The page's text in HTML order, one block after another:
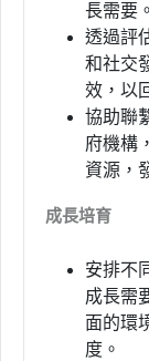
長需要。
透過評
和社交
效，以
協助聯
府機構
資源，
成長培育
安排不
成長需
面的環
度。